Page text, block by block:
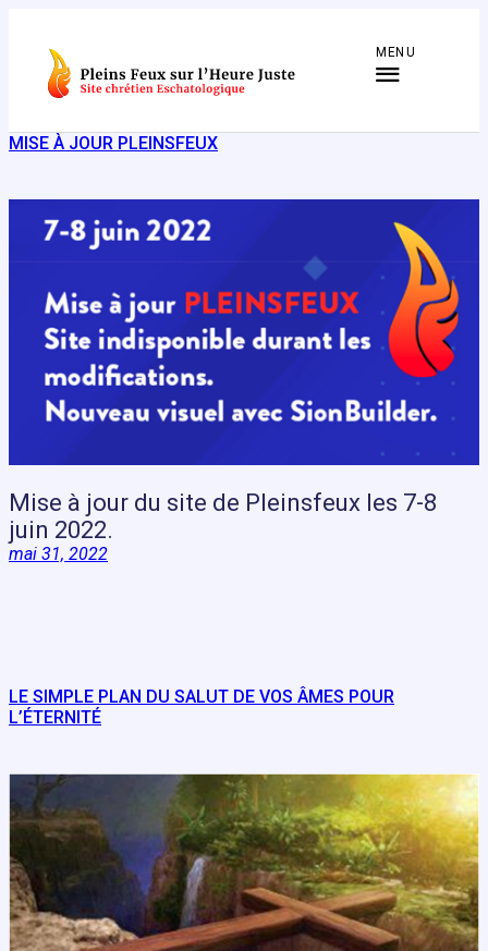
contenu
MENU
MISE À JOUR PLEINSFEUX
Mise à jour du site de Pleinsfeux les 7-8
juin 2022.
mai 31, 2022
LE SIMPLE PLAN DU SALUT DE VOS ÂMES POUR
L’ÉTERNITÉ